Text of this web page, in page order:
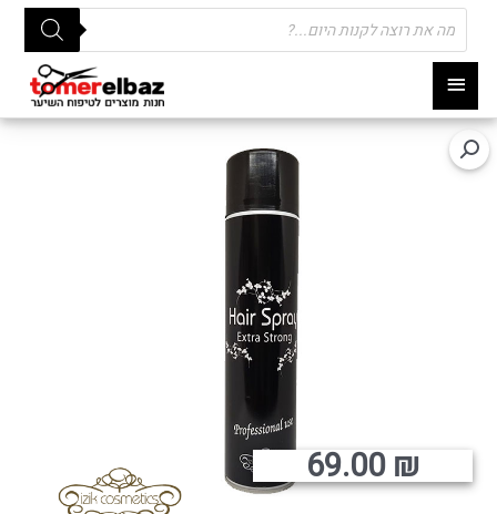
תפריט
ראשי
Products
search
69.00₪